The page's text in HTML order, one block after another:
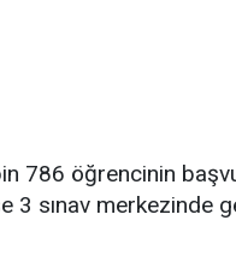
786 öğrencinin
3 sınav merkezinde